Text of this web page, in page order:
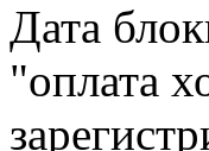
Дата
"оплата